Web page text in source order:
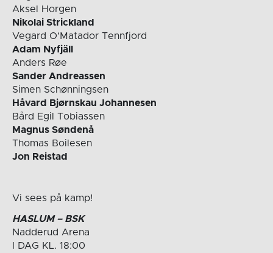
Aksel Horgen
Nikolai Strickland
Vegard O’Matador Tennfjord
Adam Nyfjäll
Anders Røe
Sander Andreassen
Simen Schønningsen
Håvard Bjørnskau Johannesen
Bård Egil Tobiassen
Magnus Søndenå
Thomas Boilesen
Jon Reistad
Vi sees på kamp!
HASLUM – BSK
Nadderud Arena
I DAG KL. 18:00